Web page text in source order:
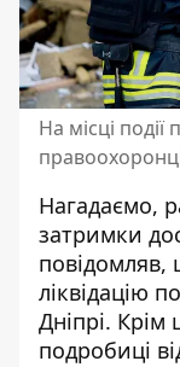
На місці
Нагадаємо,
затримки
повідомляв,
ліквідацію
Дніпрі. Крім
подробиці